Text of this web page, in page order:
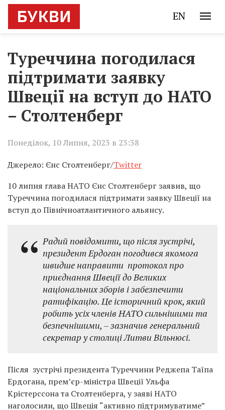
EN
Туреччина погодилася
підтримати заявку
Швеції на вступ до НАТО
– Столтенберг
Понеділок, 10 Липня, 2023 в 23:38
Джерело: Єнс Столтенберг/Twitter
10 липня глава НАТО Єнс Столтенберг заявив, що
Туреччина погодилася підтримати заявку Швеції на
вступ до Північноатлантичного альянсу.
Радий повідомити, що після зустрічі,
президент Ердоган погодився якомога
швидше направити протокол про
приєднання Швеції до Великих
національних зборів і забезпечити
ратифікацію. Це історичний крок, який
робить усіх членів НАТО сильнішими та
безпечнішими, – зазначив генеральний
секретар у столиці Литви Вільнюсі.
Після зустрічі президента Туреччини Реджепа Таїпа
Ердогана, прем’єр-міністра Швеції Ульфа
Крістерссона та Столтенберга, у заяві НАТО
наголосили, що Швеція “активно підтримуватиме”